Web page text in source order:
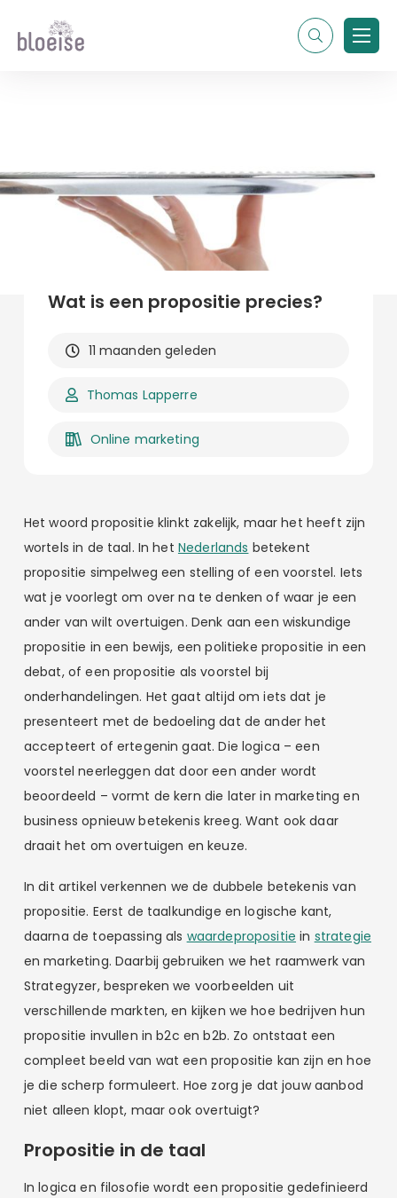
Branches
Alle soorten artikelen
Wat is een propositie precies?
11 maanden geleden
Thomas Lapperre
Online marketing
Het woord propositie klinkt zakelijk, maar het heeft zijn
wortels in de taal. In het Nederlands betekent
propositie simpelweg een stelling of een voorstel. Iets
wat je voorlegt om over na te denken of waar je een
ander van wilt overtuigen. Denk aan een wiskundige
propositie in een bewijs, een politieke propositie in een
debat, of een propositie als voorstel bij
onderhandelingen. Het gaat altijd om iets dat je
presenteert met de bedoeling dat de ander het
accepteert of ertegenin gaat. Die logica – een
voorstel neerleggen dat door een ander wordt
beoordeeld – vormt de kern die later in marketing en
business opnieuw betekenis kreeg. Want ook daar
draait het om overtuigen en keuze.
In dit artikel verkennen we de dubbele betekenis van
propositie. Eerst de taalkundige en logische kant,
daarna de toepassing als waardepropositie in strategie
en marketing. Daarbij gebruiken we het raamwerk van
Strategyzer, bespreken we voorbeelden uit
verschillende markten, en kijken we hoe bedrijven hun
propositie invullen in b2c en b2b. Zo ontstaat een
compleet beeld van wat een propositie kan zijn en hoe
je die scherp formuleert. Hoe zorg je dat jouw aanbod
niet alleen klopt, maar ook overtuigt?
Propositie in de taal
In logica en filosofie wordt een propositie gedefinieerd